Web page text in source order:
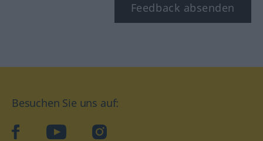
Feedback absenden
Besuchen Sie uns auf:
facebookYouTube Instagram